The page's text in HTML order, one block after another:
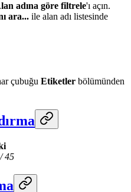
adına göre filtrele'ı açın.
ara... ile alan adı listesinde
çubuğu Etiketler bölümünden
45